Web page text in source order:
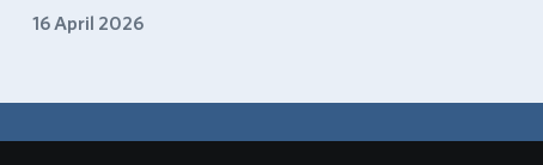
16 April 2026